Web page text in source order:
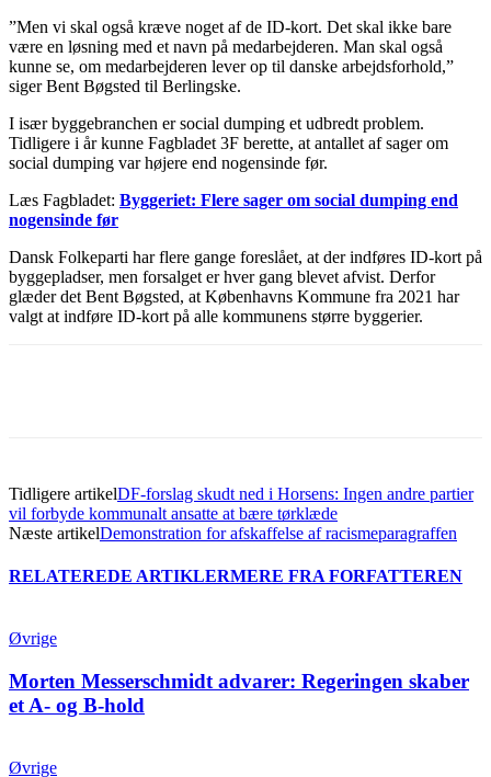
”Men vi skal også kræve noget af de ID-kort. Det skal ikke bare
være en løsning med et navn på medarbejderen. Man skal også
kunne se, om medarbejderen lever op til danske arbejdsforhold,”
siger Bent Bøgsted til Berlingske.
I især byggebranchen er social dumping et udbredt problem.
Tidligere i år kunne Fagbladet 3F berette, at antallet af sager om
social dumping var højere end nogensinde før.
Læs Fagbladet: Byggeriet: Flere sager om social dumping end
nogensinde før
Dansk Folkeparti har flere gange foreslået, at der indføres ID-kort på
byggepladser, men forsalget er hver gang blevet afvist. Derfor
glæder det Bent Bøgsted, at Københavns Kommune fra 2021 har
valgt at indføre ID-kort på alle kommunens større byggerier.
Tidligere artikelDF-forslag skudt ned i Horsens: Ingen andre partier
vil forbyde kommunalt ansatte at bære tørklæde
Næste artikelDemonstration for afskaffelse af racismeparagraffen
RELATEREDE ARTIKLERMERE FRA FORFATTEREN
Øvrige
Morten Messerschmidt advarer: Regeringen skaber
et A- og B-hold
Øvrige